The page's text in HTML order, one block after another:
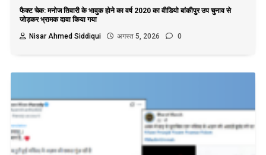
फैक्ट चेक: मनोज तिवारी के भावुक होने का वर्ष 2020 का वीडियो बांकीपुर उप चुनाव से
जोड़कर भ्रामक दावा किया गया
Nisar Ahmed Siddiqui
अगस्त 5, 2026 0